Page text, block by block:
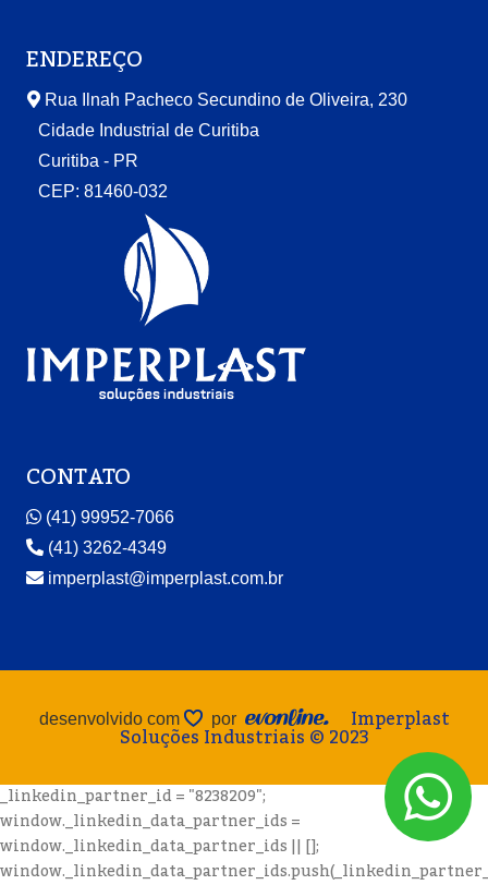
ENDEREÇO
Rua Ilnah Pacheco Secundino de Oliveira, 230
Cidade Industrial de Curitiba
Curitiba - PR
CEP: 81460-032
CONTATO
(41) 99952-7066
(41) 3262-4349
imperplast@imperplast.com.br
desenvolvido com por Imperplast
Soluções Industriais © 2023
_linkedin_partner_id = "8238209";
window._linkedin_data_partner_ids =
window._linkedin_data_partner_ids || [];